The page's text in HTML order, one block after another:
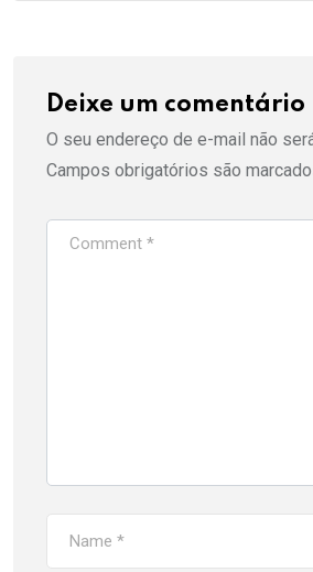
Deixe um comentário
O seu endereço de e-mail não
Campos obrigatórios são